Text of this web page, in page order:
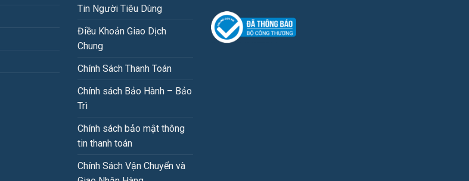
Tin Người Tiêu Dùng
Điều Khoản Giao Dịch
Chung
Chính Sách Thanh Toán
Chính sách Bảo Hành – Bảo
Trì
Chính sách bảo mật thông
tin thanh toán
Chính Sách Vận Chuyển và